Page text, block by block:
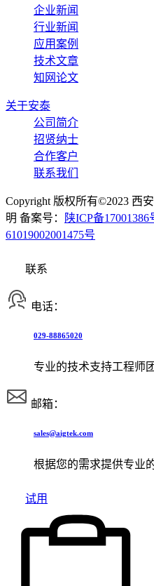
企业新闻
行业新闻
应用案例
技术文章
知网论文
关于安泰
公司简介
招贤纳士
合作客户
联系我们
Copyright 版权所有©2023 西
明 备案号：
陕ICP备17001386
61019002001475号
联系
电话：
029-88865020
专业的技术支持工程师
邮箱：
sales@aigtek.com
根据您的需求提供专业
试用